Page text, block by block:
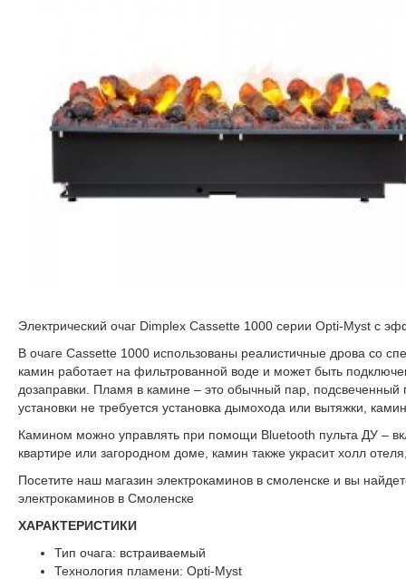
Электрический очаг Dimplex Cassette 1000 серии Opti-Myst с
В очаге Cassette 1000 использованы реалистичные дрова со
камин работает на фильтрованной воде и может быть
дозаправки. Пламя в камине – это обычный пар,
установки не требуется установка дымохода или вытяжки,
Камином можно управлять при помощи Bluetooth пульта ДУ –
квартире или загородном доме, камин также украсит холл
Посетите наш магазин электрокаминов в смоленске и вы
электрокаминов в Смоленске
ХАРАКТЕРИСТИКИ
Тип очага: встраиваемый
Технология пламени: Opti-Myst